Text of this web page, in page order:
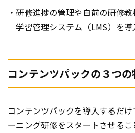
・研修進捗の管理や自前の研修教
学習管理システム（LMS）を導
コンテンツパックの３つ
コンテンツパックを導入するだ
ーニング研修をスタートさせるこ